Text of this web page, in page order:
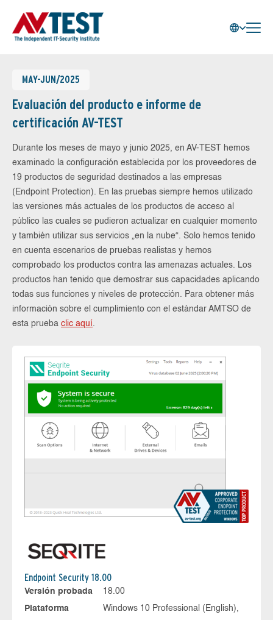
MAY-JUN/2025
Evaluación del producto e informe de
certificación AV-TEST
Durante los meses de mayo y junio 2025, en AV-TEST hemos
examinado la configuración establecida por los proveedores de
19 productos de seguridad destinados a las empresas
(Endpoint Protection). En las pruebas siempre hemos utilizado
las versiones más actuales de los productos de acceso al
público las cuales se pudieron actualizar en cualquier momento
y también utilizar sus servicios „en la nube“. Solo hemos tenido
en cuenta escenarios de pruebas realistas y hemos
comprobado los productos contra las amenazas actuales. Los
productos han tenido que demostrar sus capacidades aplicando
todas sus funciones y niveles de protección. Para obtener más
información sobre el cumplimiento con el estándar AMTSO de
esta prueba clic aquí.
Endpoint Security 18.00
Versión probada
18.00
Plataforma
Windows 10 Professional (English),